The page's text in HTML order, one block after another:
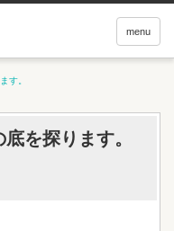
menu
す。
を探ります。